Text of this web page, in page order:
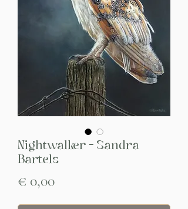
Nightwalker - Sandra
Bartels
€ 0,00Prijs